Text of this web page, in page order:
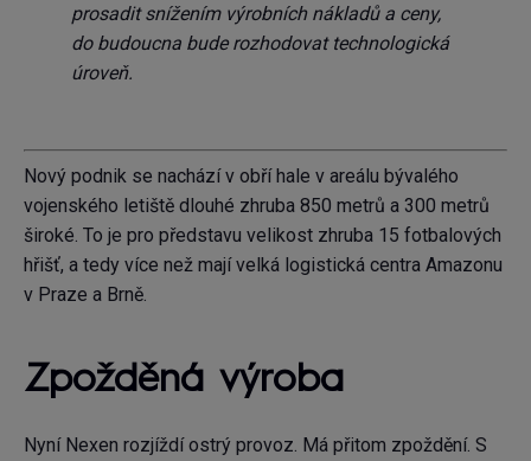
prosadit snížením výrobních nákladů a ceny,
do budoucna bude rozhodovat technologická
úroveň.
Nový podnik se nachází v obří hale v areálu bývalého
vojenského letiště dlouhé zhruba 850 metrů a 300 metrů
široké. To je pro představu velikost zhruba 15 fotbalových
hřišť, a tedy více než mají velká logistická centra Amazonu
v Praze a Brně.
Zpožděná výroba
Nyní Nexen rozjíždí ostrý provoz. Má přitom zpoždění. S